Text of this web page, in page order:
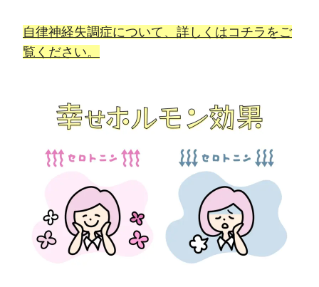
自律神経失調症について、詳しくはコチラをご
覧ください。